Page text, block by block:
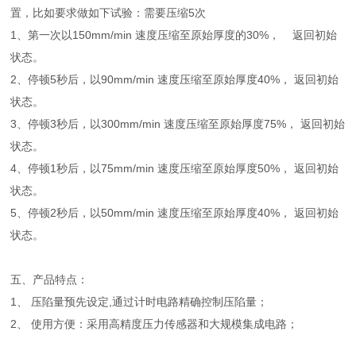
置，比如要求做如下试验：需要压缩5次
1、第一次以150mm/min 速度压缩至原始厚度的30%， 返回初始
状态。
2、停顿5秒后，以90mm/min 速度压缩至原始厚度40%， 返回初始
状态。
3、停顿3秒后，以300mm/min 速度压缩至原始厚度75%， 返回初始
状态。
4、停顿1秒后，以75mm/min 速度压缩至原始厚度50%， 返回初始
状态。
5、停顿2秒后，以50mm/min 速度压缩至原始厚度40%， 返回初始
状态。
五、产品特点：
1、 压陷量预先设定,通过计时电路精确控制压陷量；
2、 使用方便：采用高精度压力传感器和大规模集成电路；